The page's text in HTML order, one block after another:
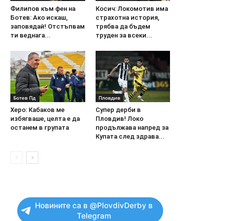
Филипов към фен на
Ботев: Ако искаш,
заповядай! Отстъпвам
ти веднага...
Косич: Локомотив има
страхотна история,
трябва да бъдем
труден за всеки...
Ботев Пд
Херо: Кабаков ме
избягваше, целта е да
останем в групата
Пловдив
Супер дерби в
Пловдив! Локо
продължава напред за
Купата след здрава...
Новините са в @PlovdivDerby в
Telegram